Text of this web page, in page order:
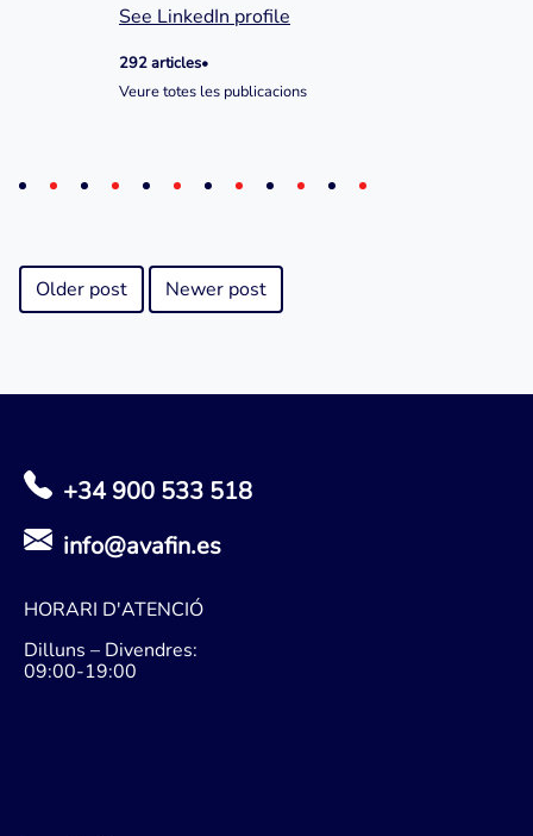
See LinkedIn profile
292 articles•
Veure totes les publicacions
Older post Newer post
+34 900 533 518
info@avafin.es
HORARI D'ATENCIÓ
Dilluns – Divendres:
09:00-19:00